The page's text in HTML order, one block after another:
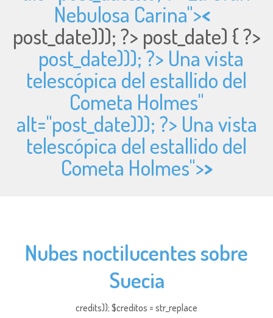
Nebulosa Carina"><
post_date))); ?> post_date) { ?>
post_date))); ?> Una vista
telescópica del estallido del
Cometa Holmes"
alt="post_date))); ?> Una vista
telescópica del estallido del
Cometa Holmes">>
Nubes noctilucentes sobre
Suecia
credits)); $creditos = str_replace